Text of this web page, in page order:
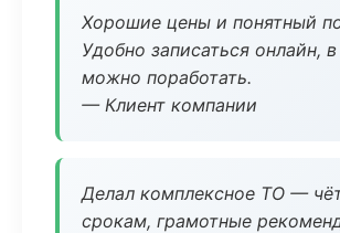
Хорошие цены и понятный
Удобно записаться онлайн, в
можно поработать.
— Клиент компании
Делал комплексное ТО —
срокам, грамотные